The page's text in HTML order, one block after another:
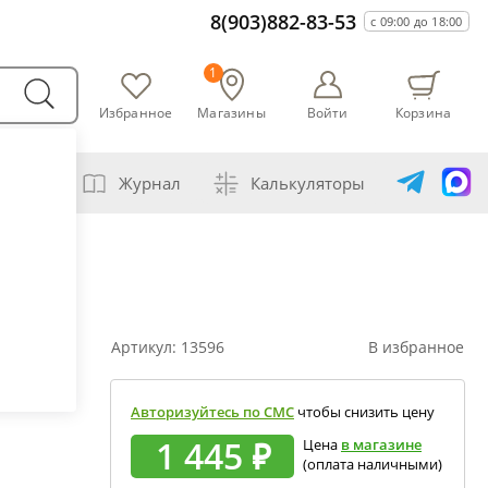
8(903)882-83-53 с 09:00 до 18:00
Избранное Магазины
1
Войти Корзина
Журнал Калькуляторы
перегонка спирта-сырца
сахара глюкозой (декстрозой)
абсолютного спирта и отбора голов
В избранное
Артикул: 13596
Авторизуйтесь по СМС чтобы снизить цену
1 445 ₽ Цена в магазине
(оплата наличными)